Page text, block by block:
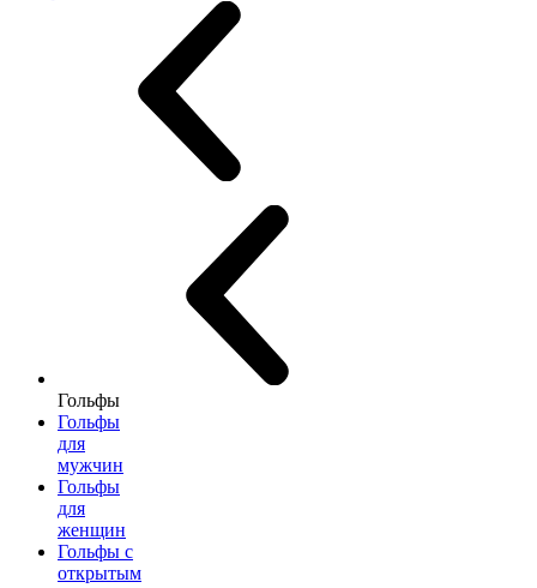
Гольфы
Гольфы
для
мужчин
Гольфы
для
женщин
Гольфы с
открытым